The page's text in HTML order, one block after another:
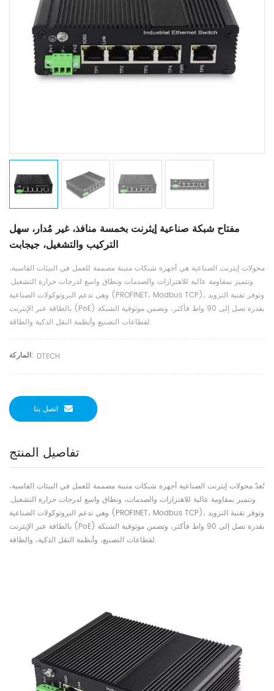
مفتاح شبكة صناعية إيثرنت بخمسة منافذ، غير مُدار، سهل
التركيب والتشغيل، جيجابت
محولات إيثرنت الصناعية هي أجهزة شبكات متينة مصممة للعمل في البيئات القاسية،
وتتميز بمقاومة عالية للاهتزازات والصدمات ونطاق واسع لدرجات حرارة التشغيل.
وهي تدعم البروتوكولات الصناعية (PROFINET، Modbus TCP)، وتوفر تقنية التزويد
بالطاقة عبر الإيثرنت (PoE) بقدرة تصل إلى 90 واط فأكثر، وتضمن موثوقية الشبكة
لقطاعات التصنيع وأنظمة النقل الذكية والطاقة.
الماركة: DTECH
اتصل بنا
تفاصيل المنتج
تُعدّ محولات إيثرنت الصناعية أجهزة شبكات متينة مصممة للعمل في البيئات القاسية،
وتتميز بمقاومة عالية للاهتزازات والصدمات، ونطاق واسع لدرجات حرارة التشغيل.
وهي تدعم البروتوكولات الصناعية (PROFINET، Modbus TCP)، وتوفر تقنية التزويد
بالطاقة عبر الإيثرنت (PoE) بقدرة تصل إلى 90 واط فأكثر، وتضمن موثوقية الشبكة
لقطاعات التصنيع، وأنظمة النقل الذكية، والطاقة.